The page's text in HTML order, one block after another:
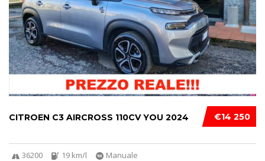
€14 250
CITROEN C3 AIRCROSS 110CV YOU 2024
36200 19 km/l Manuale